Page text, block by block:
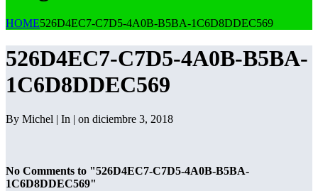
HOME526D4EC7-C7D5-4A0B-B5BA-1C6D8DDEC569
526D4EC7-C7D5-4A0B-B5BA-
1C6D8DDEC569
By Michel | In | on diciembre 3, 2018
No Comments to "526D4EC7-C7D5-4A0B-B5BA-
1C6D8DDEC569"